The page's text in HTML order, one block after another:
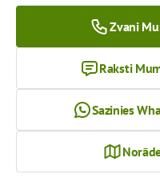
Zvani
Raksti
Sazinies